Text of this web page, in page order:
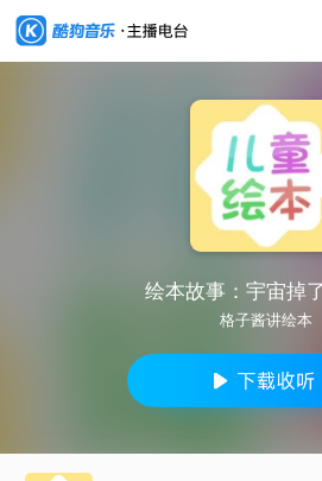
绘本故事：宇宙掉
格子酱讲绘本